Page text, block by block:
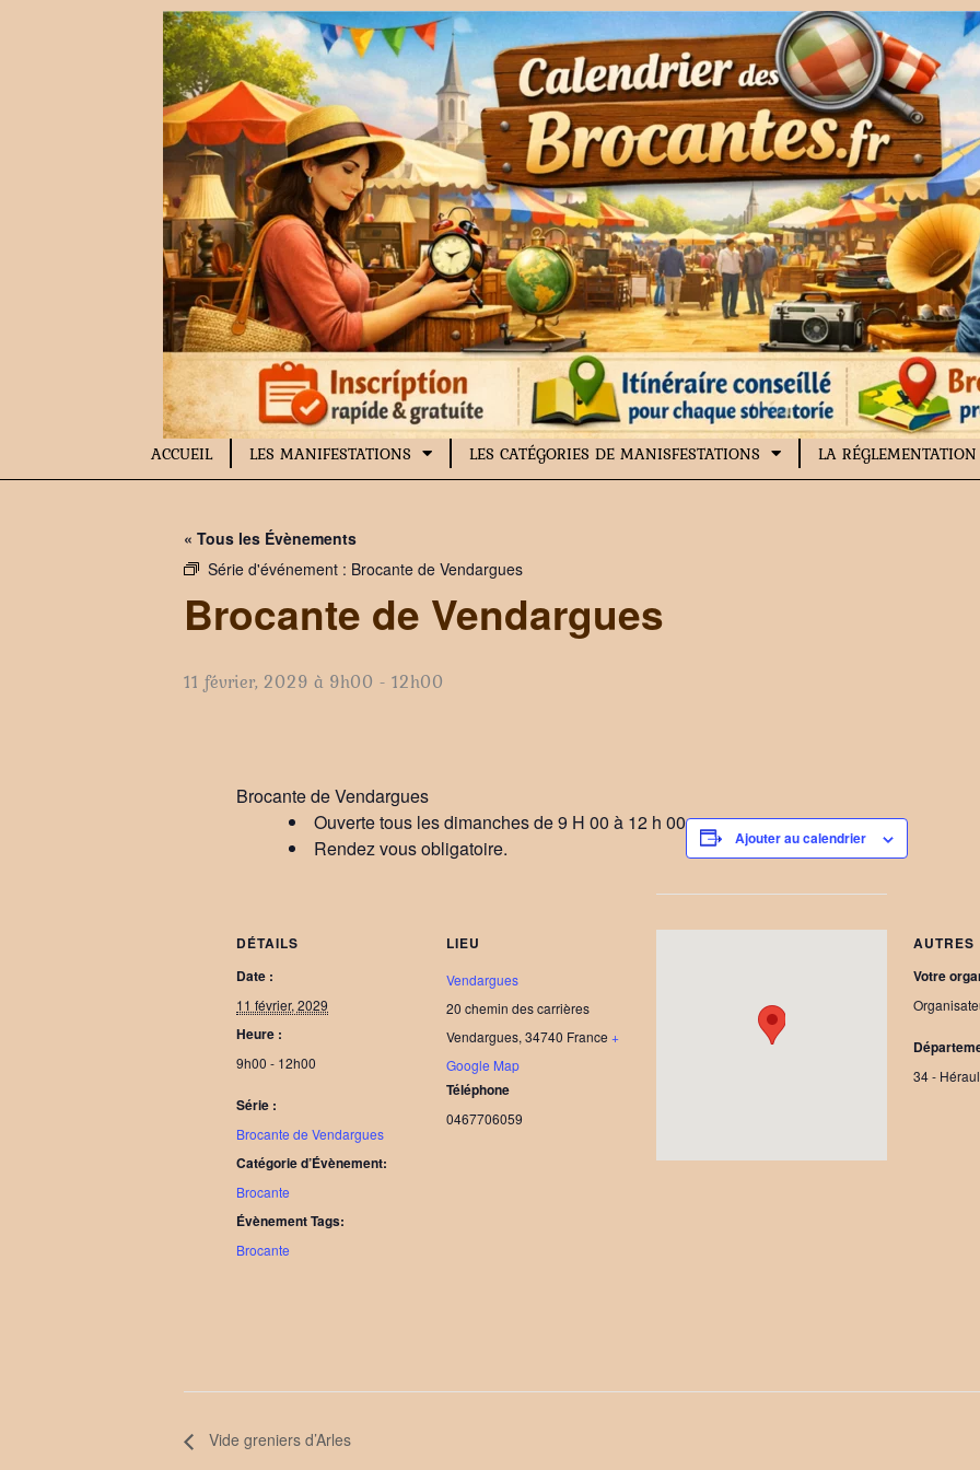
ACCUEIL LES MANIFESTATIONS LES CATÉGORIES DE MANISFESTATIONS LA RÉGLEMENTATION
« Tous les Évènements
Série d'événement : Brocante de Vendargues
Brocante de Vendargues
11 février, 2029 à 9h00 - 12h00
Brocante de Vendargues
Ouverte tous les dimanches de 9 H 00 à 12 h 00
Rendez vous obligatoire.
Ajouter au calendrier
DÉTAILS
Date :
11 février, 2029
Heure :
9h00 - 12h00
Série :
Brocante de Vendargues
Catégorie d’Évènement:
Brocante
Évènement Tags:
Brocante
LIEU
Vendargues
20 chemin des carrières
Vendargues, 34740 France +
Google Map
Téléphone
0467706059
AUTRES
Votre
34 -
Vide greniers d’Arles